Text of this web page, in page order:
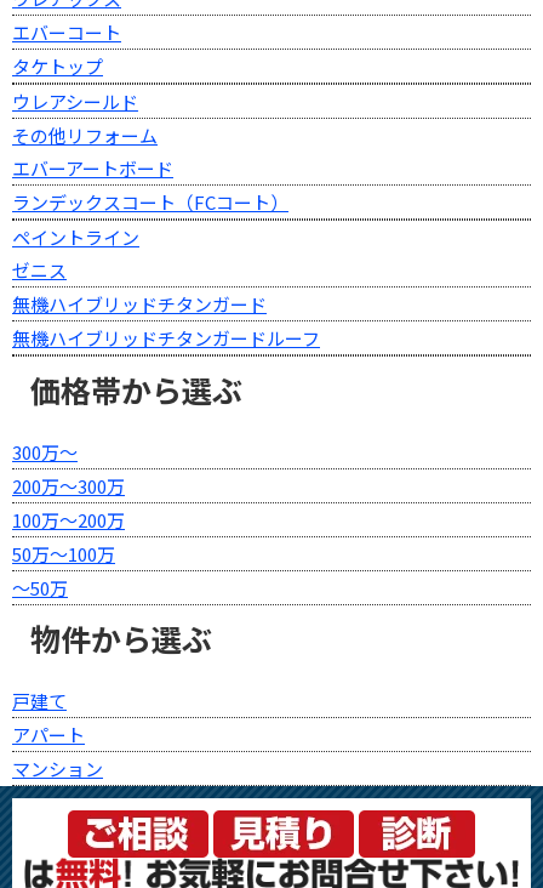
エバーコート
タケトップ
ウレアシールド
その他リフォーム
エバーアートボード
ランデックスコート（FCコート）
ペイントライン
ゼニス
無機ハイブリッドチタンガード
無機ハイブリッドチタンガードルーフ
価格帯から選ぶ
300万～
200万～300万
100万～200万
50万～100万
～50万
物件から選ぶ
戸建て
アパート
マンション